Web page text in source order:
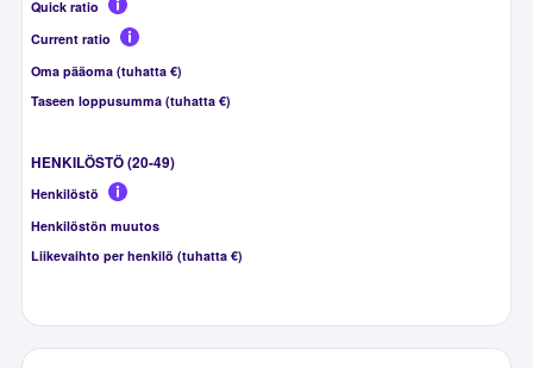
Quick ratio
Current ratio
Oma pääoma (tuhatta €)
Taseen loppusumma (tuhatta €)
HENKILÖSTÖ (20-49)
Henkilöstö
Henkilöstön muutos
Liikevaihto per henkilö (tuhatta €)